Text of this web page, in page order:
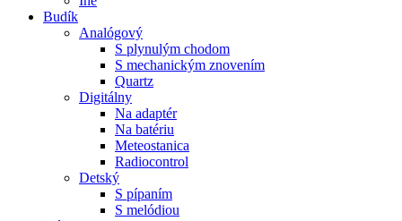
Budík
Analógový
S plynulým chodom
S mechanickým znovením
Quartz
Digitálny
Na adaptér
Na batériu
Meteostanica
Radiocontrol
Detský
S pípaním
S melódiou